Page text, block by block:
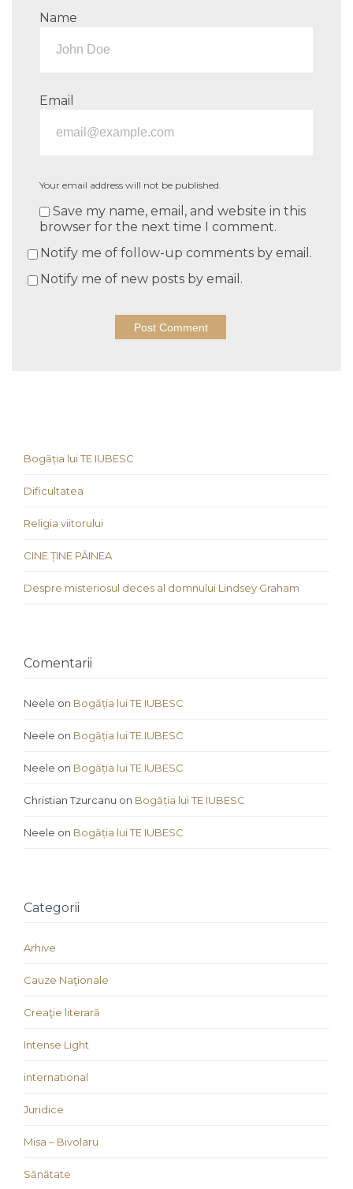
Name
Email
Your email address will not be published.
Save my name, email, and website in this
browser for the next time I comment.
Notify me of follow-up comments by email.
Notify me of new posts by email.
Bogăția lui TE IUBESC
Dificultatea
Religia viitorului
CINE ȚINE PÂINEA
Despre misteriosul deces al domnului Lindsey Graham
Comentarii
Neele on Bogăția lui TE IUBESC
Neele on Bogăția lui TE IUBESC
Neele on Bogăția lui TE IUBESC
Christian Tzurcanu on Bogăția lui TE IUBESC
Neele on Bogăția lui TE IUBESC
Categorii
Arhive
Cauze Naţionale
Creaţie literară
Intense Light
international
Juridice
Misa – Bivolaru
Sănătate